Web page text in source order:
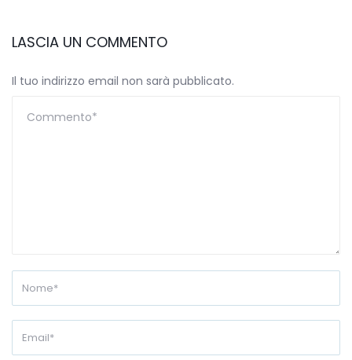
LASCIA UN COMMENTO
Il tuo indirizzo email non sarà pubblicato.